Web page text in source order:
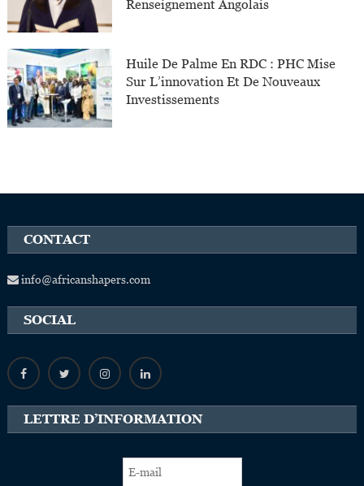
Renseignement Angolais
Huile De Palme En RDC : PHC Mise
Sur L’innovation Et De Nouveaux
Investissements
CONTACT
info@africanshapers.com
SOCIAL
LETTRE D’INFORMATION